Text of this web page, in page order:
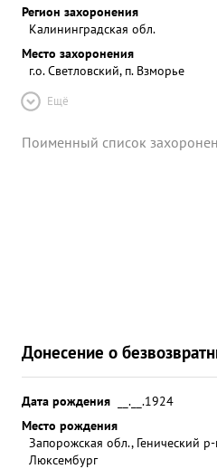
Регион захоронения
Калининградская обл.
Место захоронения
г.о. Светловский, п. Взморье
Ещё
Поименный список
Донесение о
Дата рождения
__.__.1924
Место рождения
Запорожская обл., Генический
Люксембург